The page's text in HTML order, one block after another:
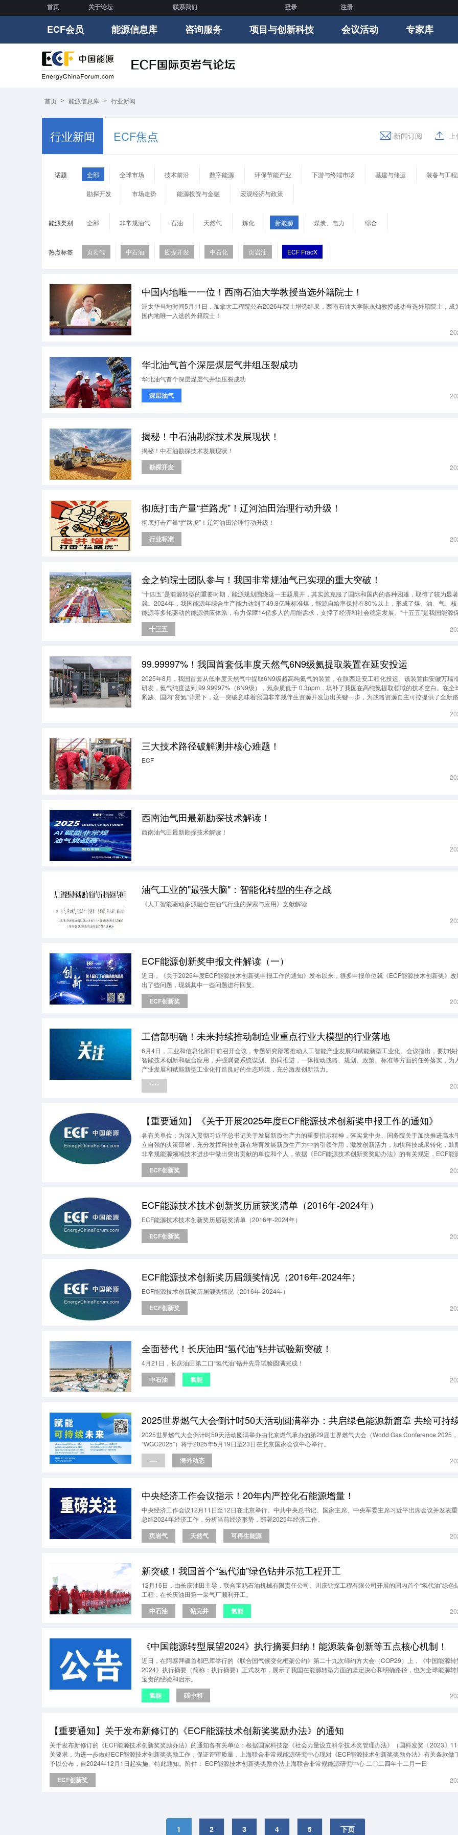
首页 关于论坛 联系我们 登录 注册
ECF会员 能源信息库 咨询服务 项目与创新科技 会议活动 专家库
首页 能源信息库 行业新闻
行业新闻 ECF焦点 上
新闻订阅
话题 全部 全球市场 技术前沿 数字能源 环保节能产业 下游与终端市场 基建与储运 装备与工
勘探开发 市场走势 能源投资与金融 宏观经济与政策
能源类别 全部 非常规油气 石油 天然气 炼化 新能源 煤炭、电力 综合
热点标签 页岩气 中石油 勘探开发 中石化 页岩油 ECF FracX
中国内地唯一一位！西南石油大学教授当选外籍院士！
渥太华当地时间5月11日，加拿大工程院公布2026年院士增选结果，西南石油大学陈永灿教授成功当选外籍院士，成
国内地唯一入选的外籍院士！
华北油气首个深层煤层气井组压裂成功
华北油气首个深层煤层气井组压裂成功
深层油气
揭秘！中石油勘探技术发展现状！
揭秘！中石油勘探技术发展现状！
勘探开发
彻底打击产量“拦路虎”！辽河油田治理行动升级！
彻底打击产量“拦路虎”！辽河油田治理行动升级！
行业标准
金之钧院士团队参与！我国非常规油气已实现的重大突破！
“十四五”是能源转型的重要时期，能源规划围绕这一主题展开，其实施克服了国际和国内的各种困难，取得了较为显
就。2024年，我国能源年综合生产能力达到了49.8亿吨标准煤，能源自给率保持在80%以上，形成了煤、油、气、
能源等多轮驱动的能源供应体系，有力保障14亿多人的用能需求，支撑了经济和社会稳定发展。“十五五”是我国能源
源转型的关键时期，也是如期实现碳达峰目标的关键阶段，建议从产业布局的优化调整和系统韧性的全面提升两大核
发，从政府和市场两方面入手，多途径促进能源高质量发展。
十三五
99.99997%！我国首套低丰度天然气6N9级氦提取装置在延安投运
2025年8月，我国首套从低丰度天然气中提取6N9级超高纯氦气的装置，在陕西延安工程化投运。该装置由安徽万瑞
研发，氦气纯度达到 99.99997%（6N9级），氖杂质低于 0.3ppm，填补了我国在高纯氦提取领域的技术空白。在全
紧缺、国内“贫氦”背景下，这一突破意味着我国非常规伴生资源开发迈出关键一步，为战略资源自主可控提供了全新路
三大技术路径破解测井核心难题！
ECF
西南油气田最新勘探技术解读！
西南油气田最新勘探技术解读！
油气工业的"最强大脑"：智能化转型的生存之战
《人工智能驱动多源融合在油气行业的探索与应用》文献解读
ECF能源创新奖申报文件解读（一）
近日，《关于2025年度ECF能源技术创新奖申报工作的通知》发布以来，很多申报单位就《ECF能源技术创新奖》改
出了些问题，现就其中一些问题进行回复。
ECF创新奖
工信部明确！未来持续推动制造业重点行业大模型的行业落地
6月4日，工业和信息化部日前召开会议，专题研究部署推动人工智能产业发展和赋能新型工业化。会议指出，要加快
智能技术创新和融合应用，并强调要系统谋划、协同推进，一体推动战略、规划、政策、标准等方面的任务落实，为
产业发展和赋能新型工业化打造良好的生态环境，充分激发创新活力。
****
【重要通知】《关于开展2025年度ECF能源技术创新奖申报工作的通知》
各有关单位：为深入贯彻习近平总书记关于发展新质生产力的重要指示精神，落实党中央、国务院关于加快推进高水
立自强的决策部署，充分发挥科技创新在培育发展新质生产力中的引领作用，激发创新活力，加快科技成果转化，鼓
非常规能源领域技术进步中做出突出贡献的单位和个人，依据《ECF能源技术创新奖奖励办法》的有关规定，ECF能
新奖自设立以来坚持每年评审、授奖一次，已成为亚太地区非常规能源领域具有专业影响力的品牌奖项。为进一步贯
《社会力量设立科学技术奖管理办法》（国科发奖〔2023〕11号）和《国家科学技术奖励条例实施细则（修订草案
ECF创新奖
ECF能源技术技术创新奖历届获奖清单（2016年-2024年）
ECF能源技术技术创新奖历届获奖清单（2016年-2024年）
ECF创新奖
ECF能源技术创新奖历届颁奖情况（2016年-2024年）
ECF能源技术创新奖历届颁奖情况（2016年-2024年）
ECF创新奖
全面替代！长庆油田“氢代油”钻井试验新突破！
4月21日，长庆油田第二口“氢代油”钻井先导试验圆满完成！
中石油 氢能
2025世界燃气大会倒计时50天活动圆满举办由北京燃气承办的第29届世界燃气大会（World Gas Conference 2025
“WGC2025”）将于2025年5月19日至23日在北京国家会议中心举行。
---- 海外动态
中央经济工作会议指示！20年内严控化石能源增量！
中央经济工作会议12月11日至12日在北京举行。中共中央总书记、国家主席、中央军委主席习近平出席会议并发表重
总结2024年经济工作，分析当前经济形势，部署2025年经济工作。
页岩气 天然气 可再生能源
新突破！我国首个“氢代油”绿色钻井示范工程开工
12月16日，由长庆油田主导，联合宝鸡石油机械有限责任公司、川庆钻探工程有限公司开展的国内首个“氢代油”绿色
工程，在长庆油田第一采气厂顺利开工。
中石油 钻完井 氢能
《中国能源转型展望2024》执行摘要归纳！能源装备创新等五点核心机制！
近日，在阿塞拜疆首都巴库举行的《联合国气候变化框架公约》第二十九次缔约方大会（COP29）上，《中国能源转
2024》执行摘要（简称：执行摘要）正式发布，展示了我国在能源转型方面的坚定决心和明确路径，也为全球能源转
宝贵的经验和启示。
氢能 碳中和
【重要通知】关于发布新修订的《ECF能源技术创新奖奖励办法》的通知
关于发布新修订的《ECF能源技术创新奖奖励办法》的通知各有关单位：根据国家科技部《社会力量设立科学技术奖管理办法》（国科发奖〔2023〕
关要求，为进一步做好ECF能源技术创新奖奖励工作，保证评审质量，上海联合非常规能源研究中心现对《ECF能源技术创新奖奖励办法》有关条款做
予以公布，自2024年12月1日起实施。特此通知。附件： ECF能源技术创新奖奖励办法上海联合非常规能源研究中心 二〇二四年十二月一日
ECF创新奖
1 2 3 4 5 下页